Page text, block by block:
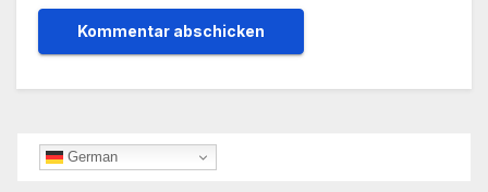
German